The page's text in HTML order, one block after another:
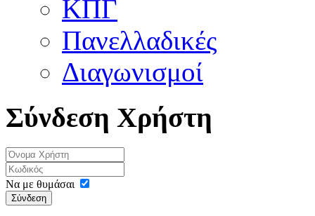
ΚΠΓ
Πανελλαδικές
Διαγωνισμοί
Σύνδεση Χρήστη
Να με θυμάσαι
Σύνδεση